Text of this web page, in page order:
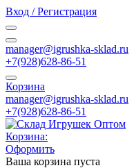
Вход / Регистрация
manager@igrushka-sklad.ru
+7(928)628-86-51
Корзина
manager@igrushka-sklad.ru
+7(928)628-86-51
Корзина:
Оформить
Ваша корзина пуста